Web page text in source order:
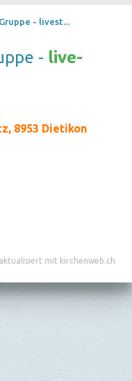
- livest...
- live­
8953 Dietikon
aktualisiert mit kirchenweb.ch